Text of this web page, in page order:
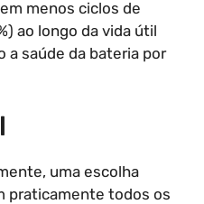
menos ciclos de
ao longo da vida útil
a saúde da bateria por
uma escolha
praticamente todos os